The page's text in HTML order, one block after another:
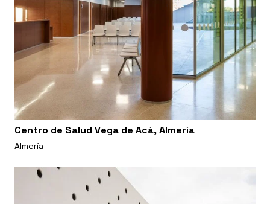
Centro de Salud Vega de Acá, Almería
Almería